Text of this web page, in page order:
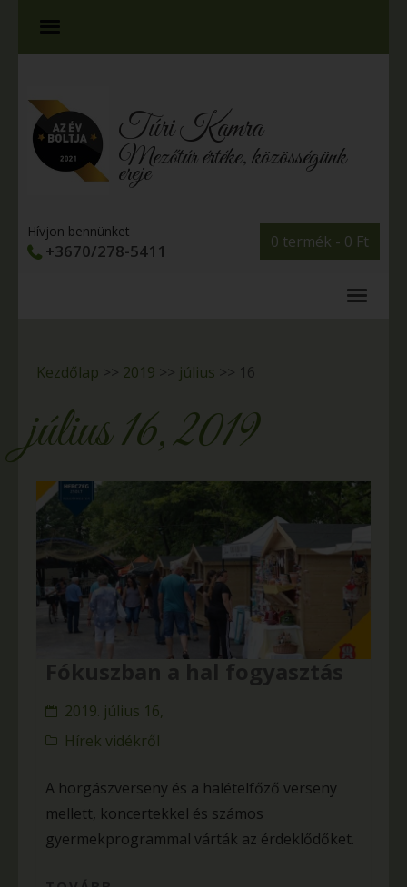
Túri Kamra
Mezőtúr értéke, közösségünk
ereje
0 termék - 0 Ft
Hívjon bennünket
+3670/278-5411
Kezdőlap >> 2019 >> július >> 16
július 16, 2019
2019. július 16,
Hírek vidékről
A horgászverseny és a halételfőző verseny
mellett, koncertekkel és számos
gyermekprogrammal várták az érdeklődőket.